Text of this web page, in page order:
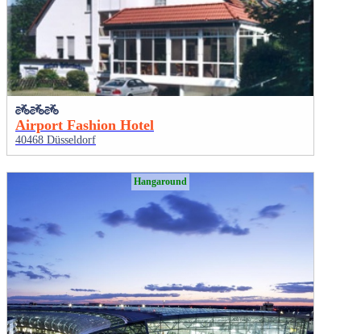
Airport Fashion Hotel
40468 Düsseldorf
Hangaround